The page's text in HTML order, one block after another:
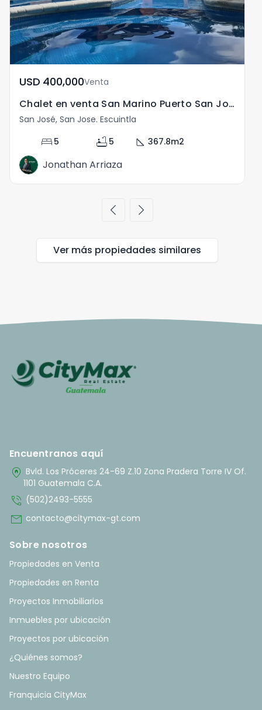
USD	400,000Venta
Chalet en venta San Marino Puerto San José Escuintla
San José, San Jose. Escuintla
bed 5 bathtub 5 square_foot 367.8m2
Jonathan Arriaza
chevron_left chevron_right
Ver más propiedades similares
Encuentranos aquí
home_pin Bvld. Los Próceres 24-69 Z.10 Zona Pradera Torre IV Of.
1101 Guatemala C.A.
phone_in_talk (502)2493-5555
mail contacto@citymax-gt.com
Sobre nosotros
Propiedades en Venta
Propiedades en Renta
Proyectos Inmobiliarios
Inmuebles por ubicación
Proyectos por ubicación
¿Quiénes somos?
Nuestro Equipo
Franquicia CityMax